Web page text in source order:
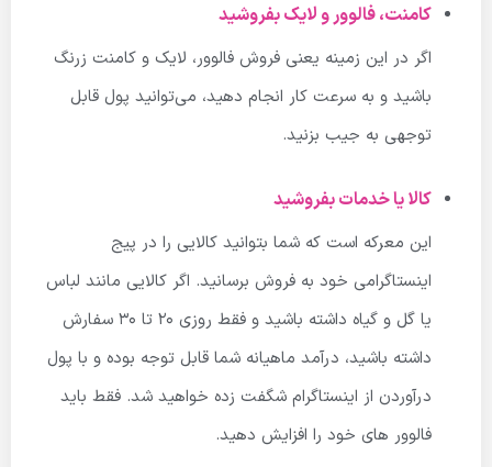
کامنت، فالوور و لایک بفروشید
اگر در این زمینه یعنی فروش فالوور، لایک و کامنت زرنگ
باشید و به سرعت کار انجام دهید، می‌توانید پول قابل
توجهی به جیب بزنید.
کالا یا خدمات بفروشید
این معرکه است که شما بتوانید کالایی را در پیج
اینستاگرامی خود به فروش برسانید. اگر کالایی مانند لباس
یا گل و گیاه داشته باشید و فقط روزی ۲۰ تا ۳۰ سفارش
داشته باشید، درآمد ماهیانه شما قابل توجه بوده و با پول
درآوردن از اینستاگرام شگفت زده خواهید شد. فقط باید
فالوور های خود را افزایش دهید.